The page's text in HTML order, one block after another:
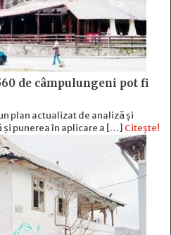
de câmpulungeni pot fi
plan actualizat de analiză și
și punerea în aplicare a […] Citește!